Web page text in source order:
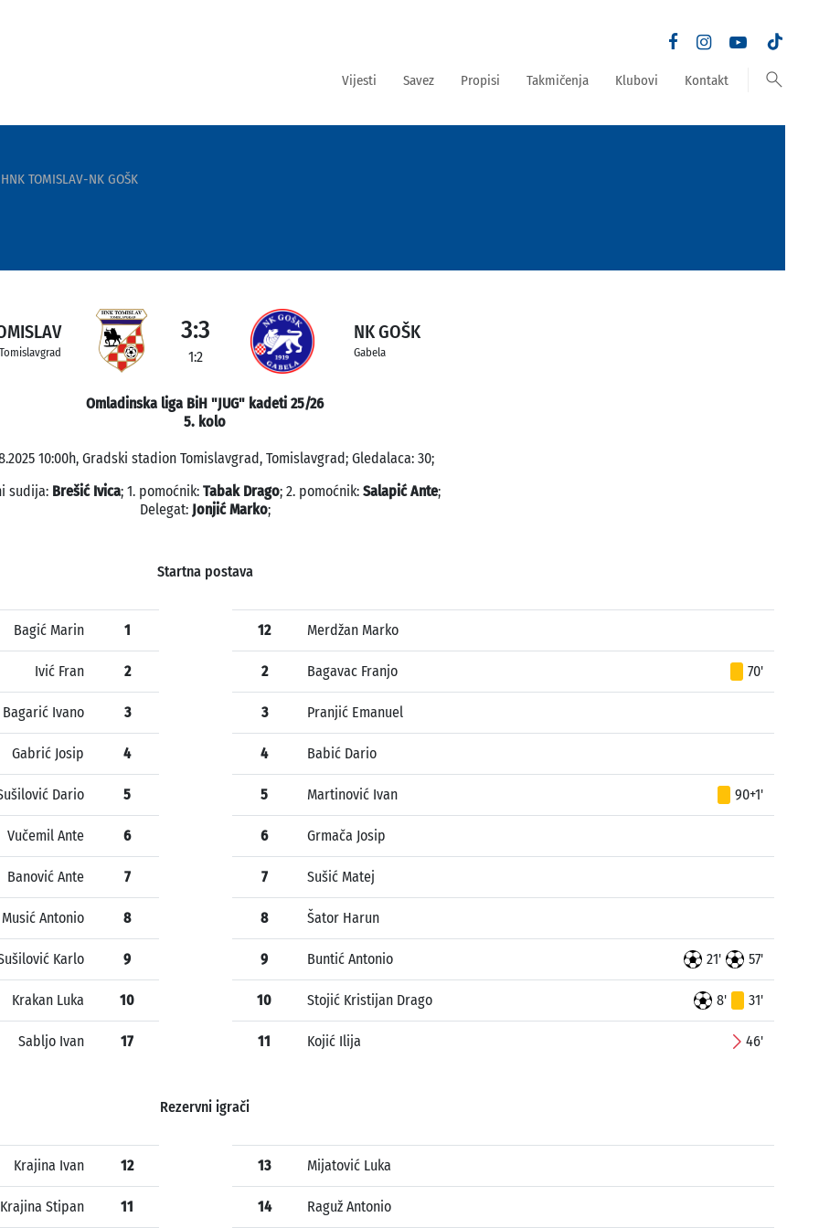
Vijesti Savez Propisi Takmičenja Klubovi Kontakt search
HNK TOMISLAV-NK GOŠK
Tomislavgrad
3:3
1:2
NK GOŠK
Gabela
Omladinska liga BiH "JUG" kadeti 25/26
5. kolo
10:00h, Gradski stadion Tomislavgrad, Tomislavgrad; Gledalaca: 30;
sudija: Brešić Ivica; 1. pomoćnik: Tabak Drago; 2. pomoćnik: Salapić Ante;
Delegat: Jonjić Marko;
Startna postava
Bagić Marin 1
Ivić Fran 2
Bagarić Ivano 3
Gabrić Josip 4
Dario 5
Vučemil Ante 6
Banović Ante 7
Musić Antonio 8
Karlo 9
Krakan Luka 10
Sabljo Ivan 17
12 Merdžan Marko
2 Bagavac Franjo 70'
3 Pranjić Emanuel
4 Babić Dario
5 Martinović Ivan 90+1'
6 Grmača Josip
7 Sušić Matej
8 Šator Harun
9 Buntić Antonio 21' 57'
10 Stojić Kristijan Drago 8' 31'
11 Kojić Ilija 46'
Rezervni igrači
Krajina Ivan 12
Krajina Stipan 11
13 Mijatović Luka
14 Raguž Antonio